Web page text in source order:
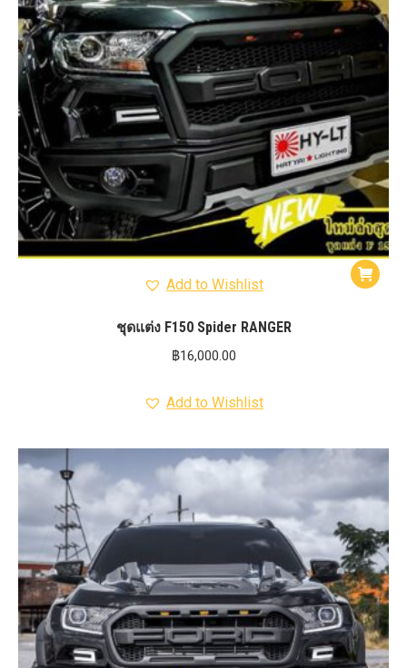
Add to Wishlist
ชุดแต่ง F150 Spider RANGER
฿16,000.00
Add to Wishlist